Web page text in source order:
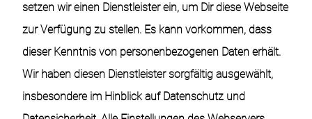
setzen wir einen Dienstleister ein, um Dir diese Webseite
zur Verfügung zu stellen. Es kann vorkommen, dass
dieser Kenntnis von personenbezogenen Daten erhält.
Wir haben diesen Dienstleister sorgfältig ausgewählt,
insbesondere im Hinblick auf Datenschutz und